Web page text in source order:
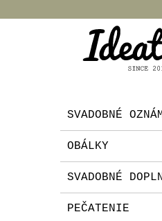
SVADOBNÉ
OBÁLKY
SVADOBNÉ
PEČATENIE